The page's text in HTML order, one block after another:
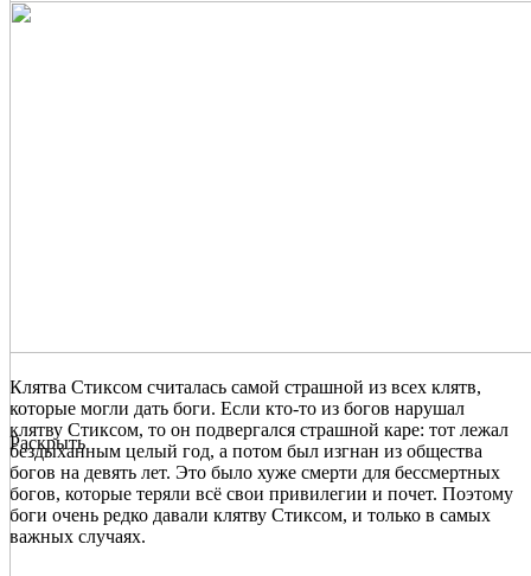
Клятва Стиксом считалась самой страшной из всех клятв,
которые могли дать боги. Если кто-то из богов нарушал
клятву Стиксом, то он подвергался страшной каре: тот лежал
бездыханным целый год, а потом был изгнан из общества
богов на девять лет. Это было хуже смерти для бессмертных
богов, которые теряли всё свои привилегии и почет. Поэтому
боги очень редко давали клятву Стиксом, и только в самых
важных случаях.
Раскрыть